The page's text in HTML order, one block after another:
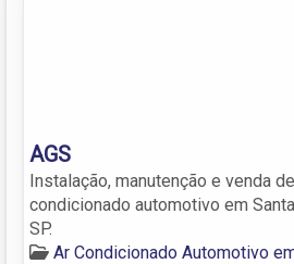
AGS
Instalação, manutenção e venda
condicionado automotivo em
SP.
Ar Condicionado Automotivo